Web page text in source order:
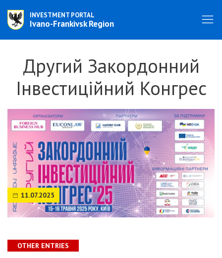
INVESTMENT PORTAL
Ivano-Frankivsk Region
Другий Закордонний
Інвестиційний Конгрес
11.07.2025
OTHER ENTRIES